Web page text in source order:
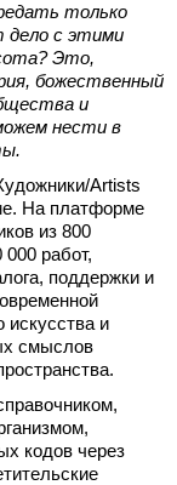
только
дело с этими
Это,
божественный
и
нести в
Artists
На платформе
из 800
работ,
поддержки и
искусства и
смыслов
кодов через